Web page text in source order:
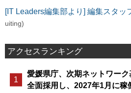
[IT Leaders編集部より] 編集スタッ
uiting)
アクセスランキング
愛媛県庁、次期ネットワー
全面採用し、2027年1月に稼